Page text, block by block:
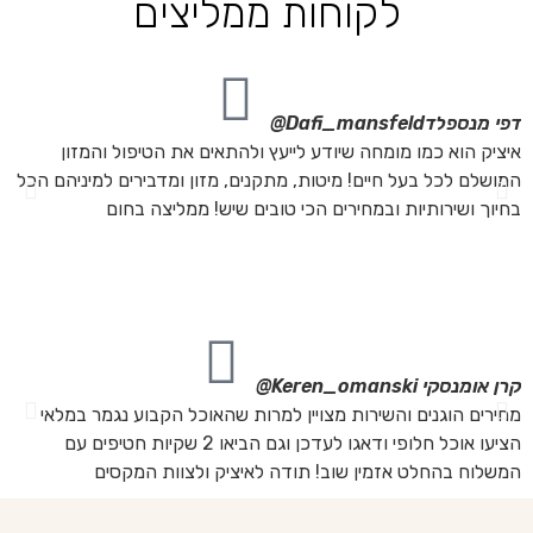
לקוחות ממליצים
דפי מנספלדDafi_mansfeld@
איציק הוא כמו מומחה שיודע לייעץ ולהתאים את הטיפול והמזון
המושלם לכל בעל חיים! מיטות, מתקנים, מזון ומדבירים למיניהם הכל
בחיוך ושירותיות ובמחירים הכי טובים שיש! ממליצה בחום
קרן אומנסקיKeren_omanski@
מחירים הוגנים והשירות מצויין למרות שהאוכל הקבוע נגמר במלאי
הציעו אוכל חלופי ודאגו לעדכן וגם הביאו 2 שקיות חטיפים עם
המשלוח בהחלט אזמין שוב! תודה לאיציק ולצוות המקסים